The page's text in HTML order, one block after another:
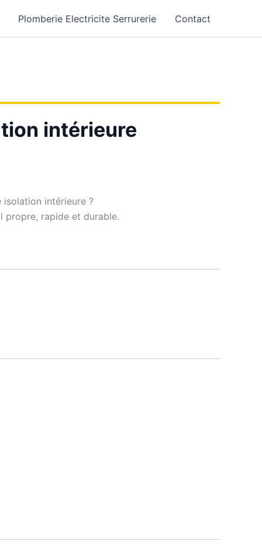
Plomberie Electricite Serrurerie Contact
intérieure
intérieure ?
propre, rapide et durable.